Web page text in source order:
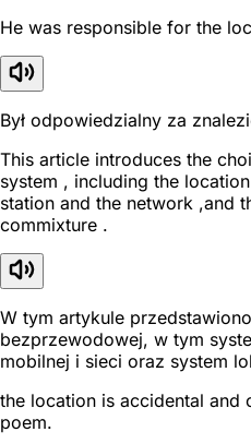
He was responsible for the
Był odpowiedzialny za
This article introduces the
system , including the
station and the network ,and
commixture .
W tym artykule
bezprzewodowej, w tym
mobilnej i sieci oraz system
the location is accidental and
poem.